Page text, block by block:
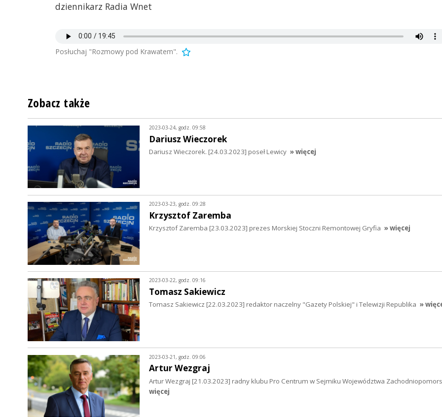
dziennikarz Radia Wnet
Posłuchaj "Rozmowy pod Krawatem".
Zobacz także
2023-03-24, godz. 09:58
Dariusz Wieczorek
Dariusz Wieczorek. [24.03.2023] poseł Lewicy » więcej
2023-03-23, godz. 09:28
Krzysztof Zaremba
Krzysztof Zaremba [23.03.2023] prezes Morskiej Stoczni Remontowej Gryfia » więcej
2023-03-22, godz. 09:16
Tomasz Sakiewicz
Tomasz Sakiewicz [22.03.2023] redaktor naczelny "Gazety Polskiej" i Telewizji Republika »
2023-03-21, godz. 09:06
Artur Wezgraj
Artur Wezgraj [21.03.2023] radny klubu Pro Centrum w Sejmiku Województwa
więcej